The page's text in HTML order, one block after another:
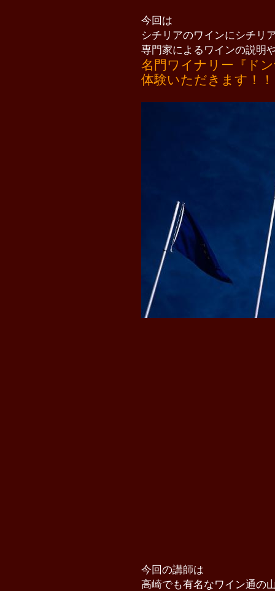
今回は
シチリアのワインにシチリ
専門家によるワインの説明
名門ワイナリー『ド
体験いただきます！！
今回の講師は
高崎でも有名なワイン通の